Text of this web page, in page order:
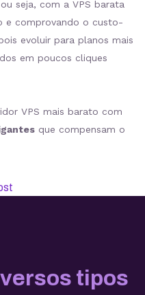
seja, com a VPS barata
e comprovando o custo-
evoluir para planos mais
em poucos cliques
VPS mais barato com
que compensam o
tipos